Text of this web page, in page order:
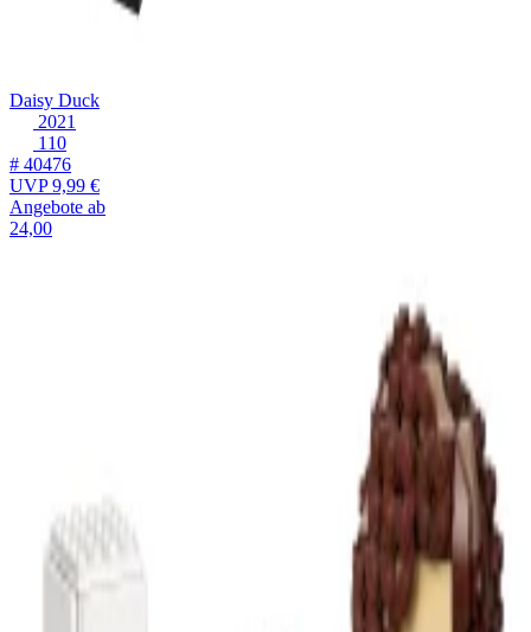
Daisy Duck
2021
110
# 40476
UVP9,99 €
Angebote ab
24,00